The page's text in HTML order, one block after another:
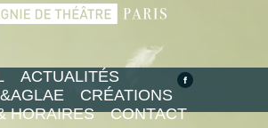
ACTUALITÉS
CRÉATIONS
HORAIRES
CONTACT